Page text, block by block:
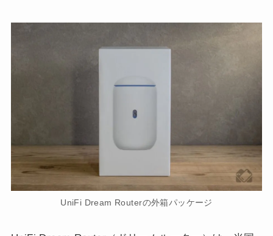
UniFi Dream Routerの外箱パッケージ